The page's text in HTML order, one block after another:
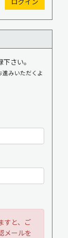
さい。
みいただくよ
すと、ご
メールを